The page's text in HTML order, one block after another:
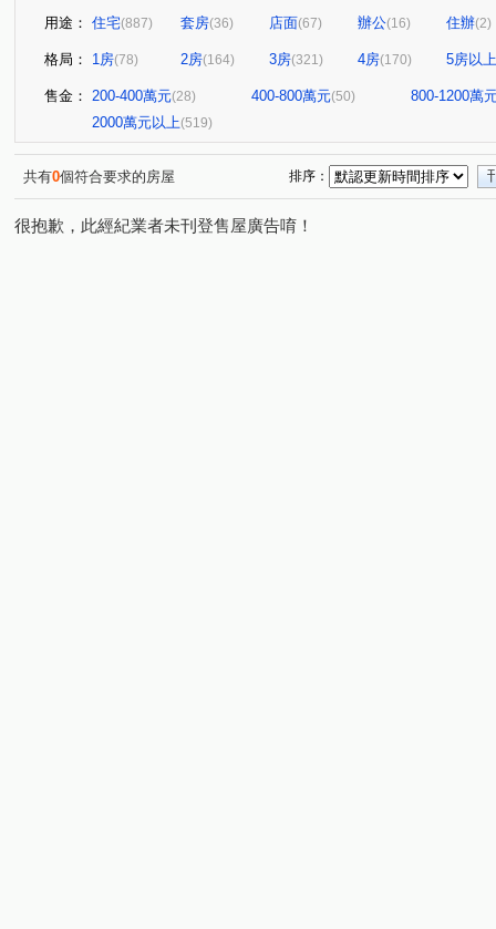
用途： 住宅(887) 套房(36) 店面(67) 辦公(16) 住辦(2)
格局： 1房(78) 2房(164) 3房(321) 4房(170) 5房以上
售金： 200-400萬元(28) 400-800萬元(50)
800-1200萬
2000萬元以上(519)
共有0個符合要求的房屋 排序：
很抱歉，此經紀業者未刊登售屋廣告唷！